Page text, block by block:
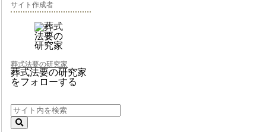
サイト作成者
葬式法要の研究家
葬式法要の研究家
をフォローする